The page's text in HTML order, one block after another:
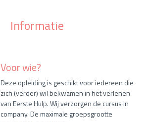
Informatie
Voor wie?
Deze opleiding is geschikt voor iedereen die
zich (verder) wil bekwamen in het verlenen
van Eerste Hulp. Wij verzorgen de cursus in
company. De maximale groepsgrootte